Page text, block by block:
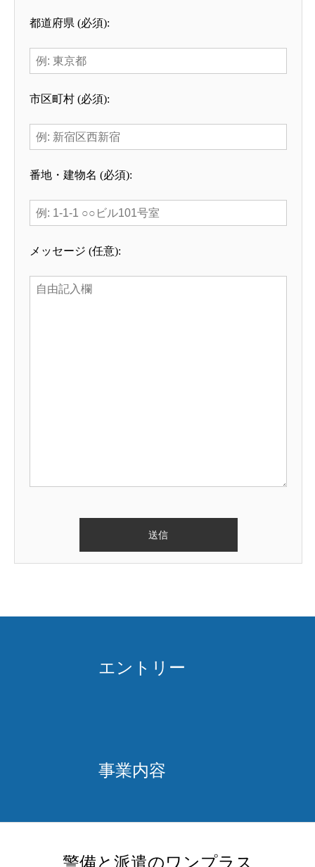
都道府県 (必須):
市区町村 (必須):
番地・建物名 (必須):
メッセージ (任意):
エントリー
事業内容
警備と派遣のワンプラス